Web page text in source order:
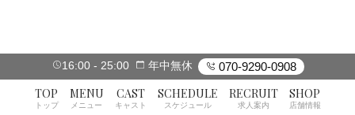
16:00 25:00 年中無休 070-9290-0908
TOP
トップ
MENU
メニュー
CAST
キャスト
SCHEDULE
スケジュール
RECRUIT
求人案内
SHOP
店舗情報